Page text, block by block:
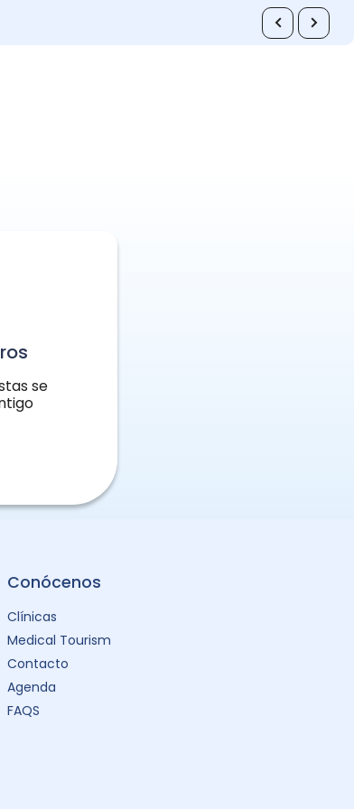
se
Conócenos
Clínicas
Medical Tourism
Contacto
Agenda
FAQS